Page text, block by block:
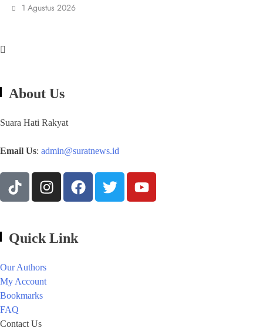
1 Agustus 2026
About Us
Suara Hati Rakyat
Email Us: admin@suratnews.id
Quick Link
Our Authors
My Account
Bookmarks
FAQ
Contact Us